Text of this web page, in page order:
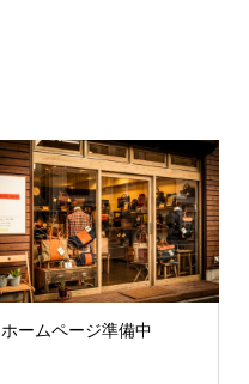
ホームページ準備中